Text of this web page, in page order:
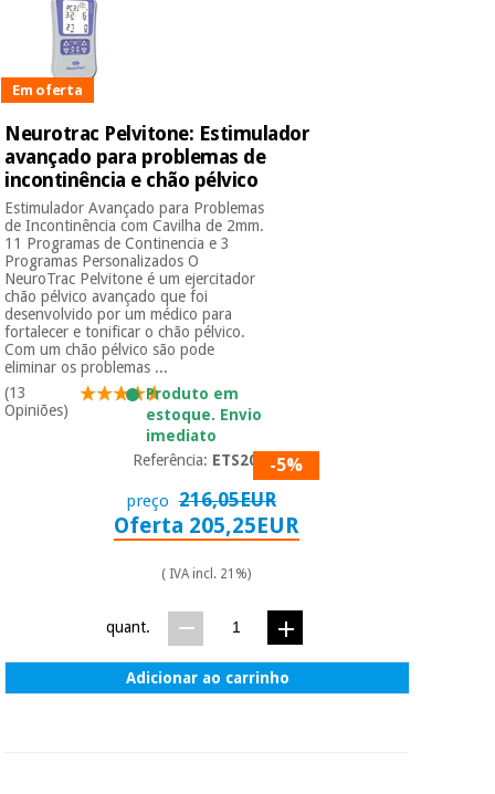
Ortopedia
Instrumental
cirúrgico
(liquidação)
Desportos
Vestuário
sanitário
Ortopedia
Instrumental
cirúrgico
(liquidação)
Em oferta
Neurotrac Pelvitone: Estimulador
avançado para problemas de
incontinência e chão pélvico
Estimulador Avançado para Problemas
de Incontinência com Cavilha de 2mm.
11 Programas de Continencia e 3
Programas Personalizados O
NeuroTrac Pelvitone é um ejercitador
chão pélvico avançado que foi
desenvolvido por um médico para
fortalecer e tonificar o chão pélvico.
Com um chão pélvico são pode
eliminar os problemas ...
(13
Opiniões)
Produto em
estoque. Envio
imediato
Referência: ETS200 -5%
preço 216,05EUR
Oferta 205,25EUR
( IVA incl. 21%)
quant.
Adicionar ao carrinho